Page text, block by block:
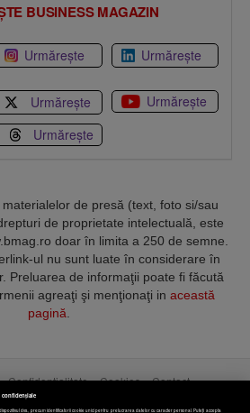
BUSINESS MAGAZIN
Urmărește Urmărește
Urmărește
Urmărește
Urmărește
de presă (text, foto si/sau
de proprietate intelectuală, este
doar în limita a 250 de semne.
ul nu sunt luate în considerare în
Preluarea de informaţii poate fi făcută
agreaţi şi menţionaţi in această
pagină
Confidențialitate Cookies Contact
confidențiale
dvs., precum identificatorii cookie unici pentru prelucrarea datelor cu caracter personal. Puteți accepta